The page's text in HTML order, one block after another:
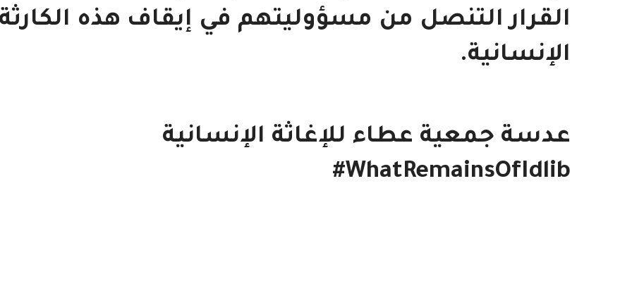
القرار التنصل من مسؤوليتهم في إيقاف هذه
الإنسانية.
عدسة جمعية عطاء للإغاثة الإنسانية
WhatRemainsOfIdlib#